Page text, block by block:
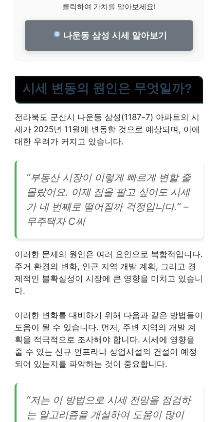
클릭하여 가치를 알아보세요!
나운동 삼성 시세 알아보기
시세 변동의 원인은 무엇일까?
전라북도 군산시 나운동 삼성(1187-7) 아파트의 시
세가 2025년 11월에 변동할 것으로 예상되며, 이에
대한 우려가 커지고 있습니다.
“부동산 시장이 이렇게 빠르게 변할 줄
몰랐어요. 이제 집을 팔고 싶어도 시세
가 네 번째로 떨어질까 걱정입니다.” –
무주택자 C씨
이러한 문제의 원인은 여러 요인으로 복합적입니다.
주거 환경의 변화, 인근 지역 개발 계획, 그리고 경
제적인 불확실성이 시장에 큰 영향을 미치고 있습니
다.
이러한 변화를 대비하기 위해 다음과 같은 방법들이
도움이 될 수 있습니다. 먼저, 주변 지역의 개발 계
획을 적극적으로 조사해야 합니다. 시세에 영향을
줄 수 있는 신규 인프라나 상업시설의 건설이 예정
되어 있는지를 파악하는 것이 중요합니다.
“저는 이 방법으로 시세 전망을 점검하
는 알고리즘을 개설하여 도움이 많이